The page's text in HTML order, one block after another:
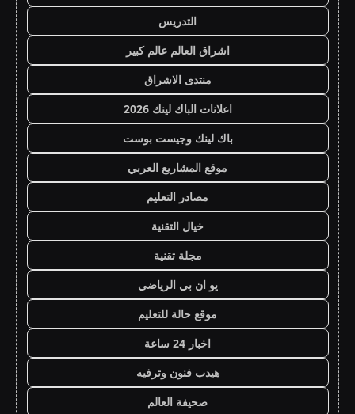
التدريس
اشراق العالم عالم كبير
منتدى الاشراق
اعلانات الباك لينك 2026
باك لينك وجيست بوست
موقع المشاريع العربي
مصادر التعليم
خيال التقنية
مجلة تقنية
يو ان بي الرياضي
موقع حالة للتعليم
اخبار 24 ساعة
هيدب فنون وترفيه
صحيفة العالم